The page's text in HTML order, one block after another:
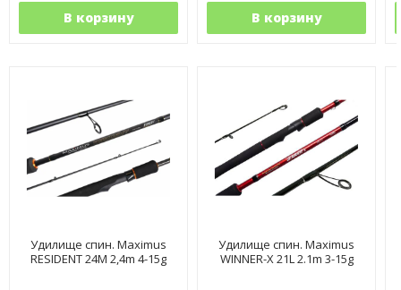
В корзину В корзину
Удилище спин. Maximus
RESIDENT 24M 2,4m 4-15g
Удилище спин. Maximus
WINNER-X 21L 2.1m 3-15g